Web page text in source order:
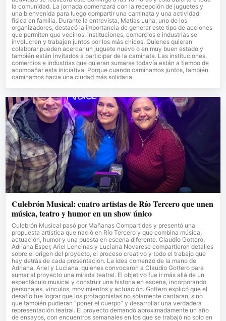
la comunidad. La jornada comenzará con la recepción de juguetes y
una bienvenida para luego compartir una caminata y una actividad
física en familia. Durante la entrevista, Matías Luna, uno de los
organizadores, destacó la importancia de generar este tipo de acciones
que permiten que vecinos, instituciones, comercios e industrias se
involucren y trabajen juntos por los más chicos. Quienes quieran
colaborar pueden acercar un juguete nuevo o en muy buen estado y
también están invitados a participar de la caminata. Las instituciones,
comercios e industrias que quieran sumarse todavía están a tiempo de
acompañar esta iniciativa. Porque cuando caminamos juntos, también
caminamos hacia una ciudad más solidaria.
Culebrón Musical: cuatro artistas de Río Tercero que unen
música, teatro y humor en un show único
Culebrón Musical pasó por Mañanas Compartidas y presentó una
propuesta artística que nació en Río Tercero y que combina música,
actuación, humor y una puesta en escena diferente. Claudio Gottero,
Adriana Esper, Ariel Lencinas y Luciana Novarese compartieron detalles
sobre el origen del proyecto, el proceso creativo y todo el trabajo que
hay detrás de cada presentación. La idea comenzó de la mano de
Adriana, Ariel y Luciana, quienes convocaron a Claudio Gottero para
sumar al proyecto una mirada teatral. El objetivo fue ir más allá de un
espectáculo musical y construir una historia en escena, incorporando
personajes, vínculos, movimientos y actuación. Gottero explicó que el
desafío fue lograr que los protagonistas no solamente cantaran, sino
que también pudieran “poner el cuerpo” y desarrollar una verdadera
representación teatral. El proyecto demandó aproximadamente un año
de ensayos, con encuentros semanales en los que se trabajó no solo en